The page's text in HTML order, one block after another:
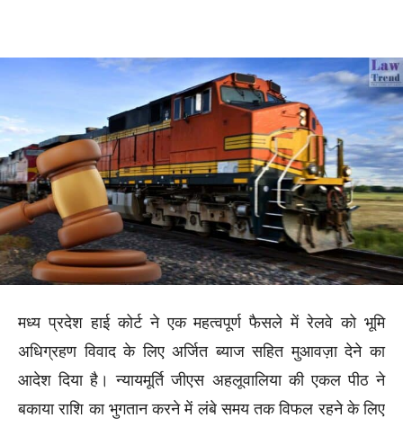
मध्य प्रदेश हाई कोर्ट ने एक महत्वपूर्ण फैसले में रेलवे को भूमि
अधिग्रहण विवाद के लिए अर्जित ब्याज सहित मुआवज़ा देने का
आदेश दिया है। न्यायमूर्ति जीएस अहलूवालिया की एकल पीठ ने
बकाया राशि का भुगतान करने में लंबे समय तक विफल रहने के लिए